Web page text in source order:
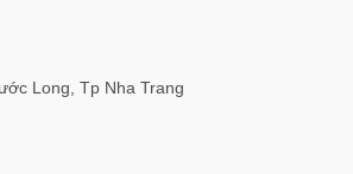
Long, Tp Nha Trang